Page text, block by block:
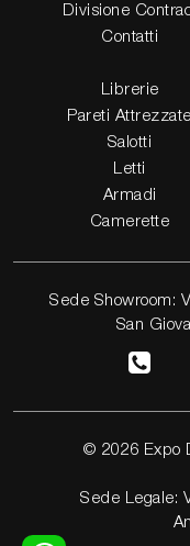
Divisione
Contatti
Librerie
Pareti Attrezzate
Salotti
Letti
Armadi
Camerette
Sede Showroom:
San
© 2026 Expo
Sede Legale: